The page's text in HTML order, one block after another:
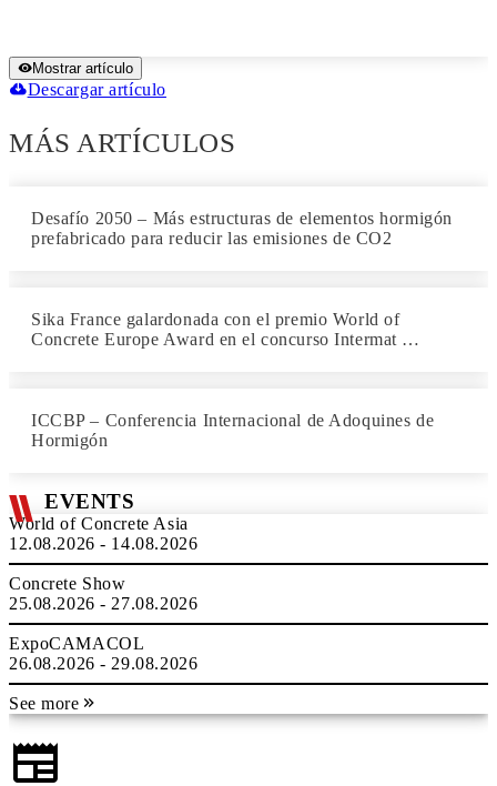
Mostrar artículo
Descargar artículo
MÁS ARTÍCULOS
Desafío 2050 – Más estructuras de elementos hormigón
prefabricado para reducir las emisiones de CO2
Sika France galardonada con el premio World of
Concrete Europe Award en el concurso Intermat …
ICCBP – Conferencia Internacional de Adoquines de
Hormigón
EVENTS
World of Concrete Asia
12.08.2026 - 14.08.2026
Concrete Show
25.08.2026 - 27.08.2026
ExpoCAMACOL
26.08.2026 - 29.08.2026
See more